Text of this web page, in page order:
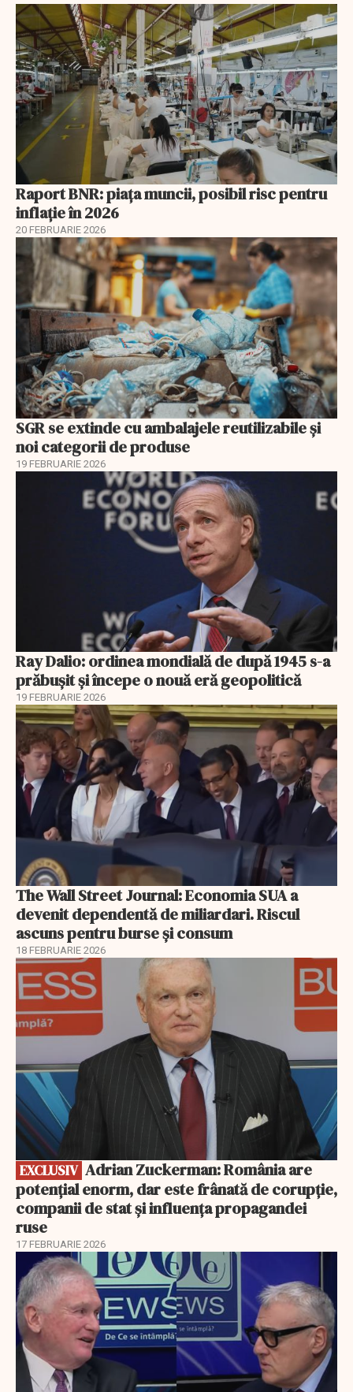
Raport BNR: piața muncii, posibil risc pentru
inflație în 2026
20 FEBRUARIE 2026
SGR se extinde cu ambalajele reutilizabile și
noi categorii de produse
19 FEBRUARIE 2026
Ray Dalio: ordinea mondială de după 1945 s-a
prăbușit și începe o nouă eră geopolitică
19 FEBRUARIE 2026
The Wall Street Journal: Economia SUA a
devenit dependentă de miliardari. Riscul
ascuns pentru burse și consum
18 FEBRUARIE 2026
EXCLUSIV
EXCLUSIV
potențial enorm, dar este frânată de corupție,
companii de stat și influența propagandei
ruse
17 FEBRUARIE 2026
EXCLUSIV